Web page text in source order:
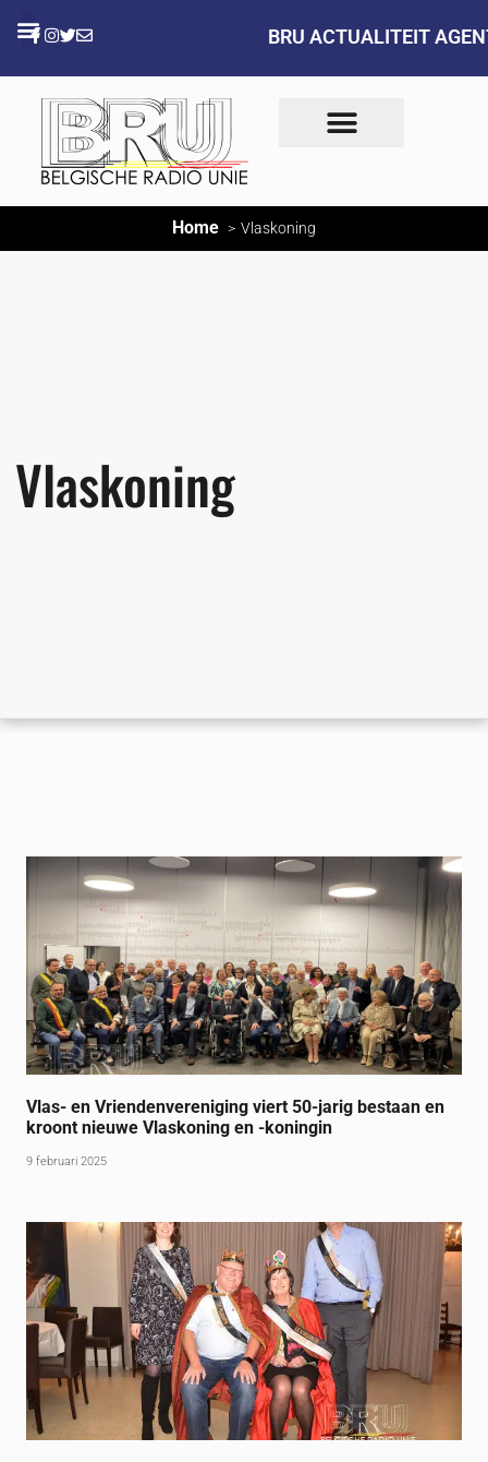
BRU ACTUALITEIT
Home Vlaskoning
Vlaskoning
Vlas- en Vriendenvereniging viert 50-jarig bestaan en
kroont nieuwe Vlaskoning en -koningin
9 februari 2025